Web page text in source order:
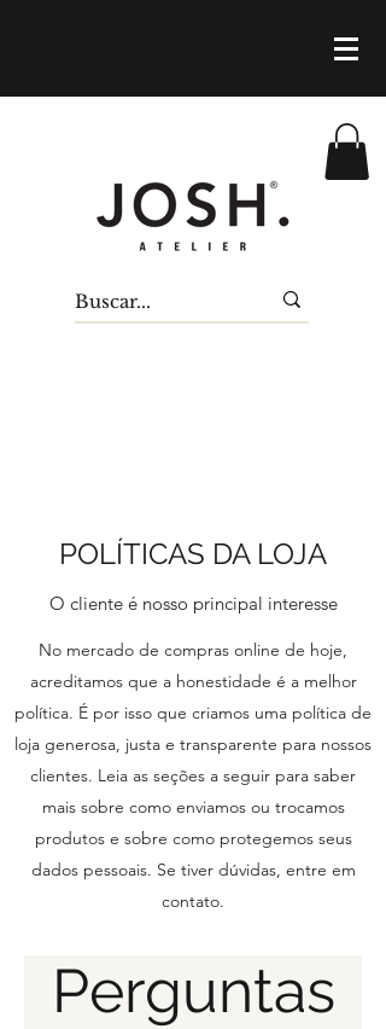
POLÍTICAS DA LOJA
O cliente é nosso principal interesse
No mercado de compras online de hoje,
acreditamos que a honestidade é a melhor
política. É por isso que criamos uma política de
loja generosa, justa e transparente para nossos
clientes. Leia as seções a seguir para saber
mais sobre como enviamos ou trocamos
produtos e sobre como protegemos seus
dados pessoais. Se tiver dúvidas, entre em
contato.
Perguntas